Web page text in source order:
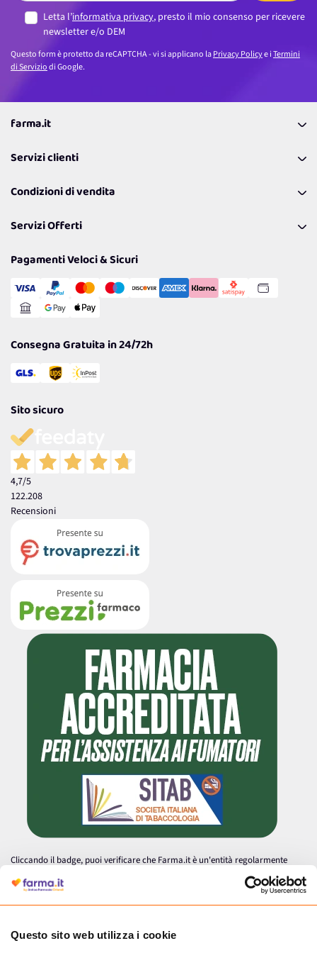
Questo sito web utilizza i cookie
Letta l’informativa privacy, presto il mio consenso per ricevere
newsletter e/o DEM
Questo form è protetto da reCAPTCHA - vi si applicano laPrivacy Policye iTermini
di Serviziodi Google.
farma.it
Coupon
Lavora con noi
Politiche per la parità di genere
Servizi clienti
Richiamami
Resi
Condizioni di vendita
Spedizioni
Cookie Policy
Gestisci Cookie
Servizi Offerti
Reso Facile e Veloce
Pagamenti Veloci & Sicuri
Consegna Gratuita in 24/72h
Sito sicuro
4,7/5
122.208
Recensioni
Cliccando il badge, puoi verificare che Farma.it è un'entità regolarmente
autorizzata dal Ministero della Salute a effettuare la vendita online di
medicinali.